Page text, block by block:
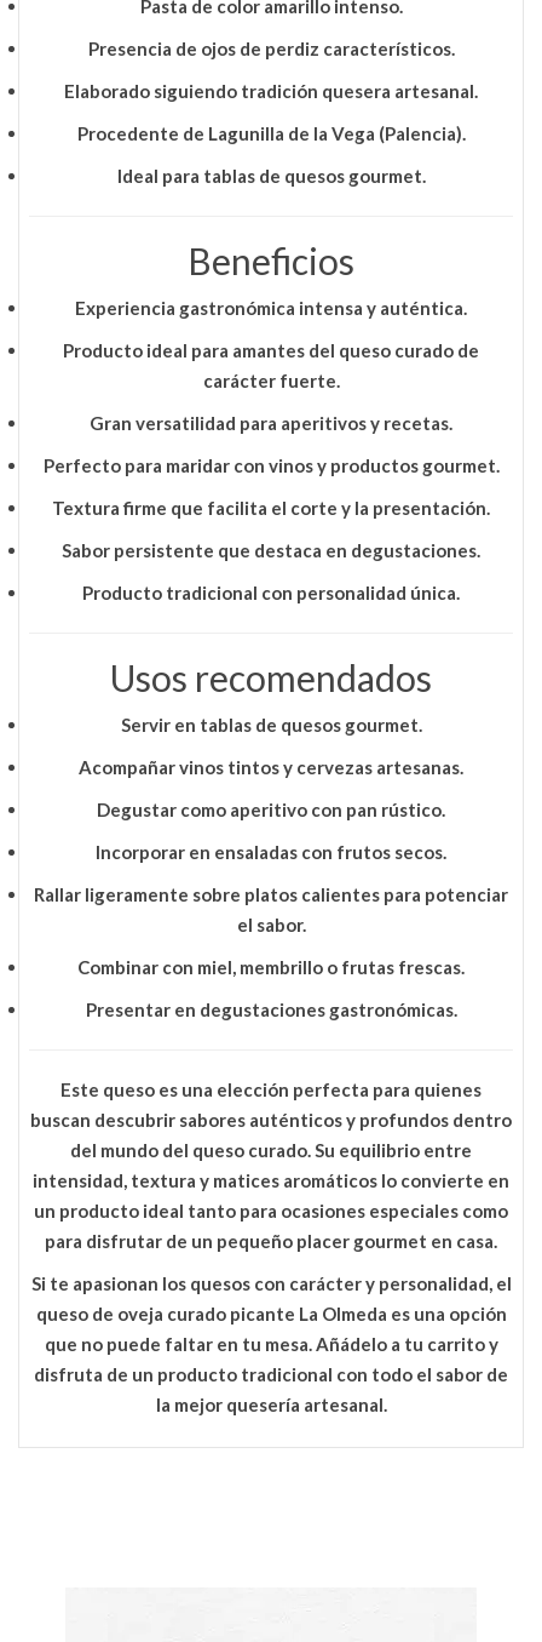
Pasta de color amarillo intenso.
Presencia de ojos de perdiz característicos.
Elaborado siguiendo tradición quesera artesanal.
Procedente de Lagunilla de la Vega (Palencia).
Ideal para tablas de quesos gourmet.
Beneficios
Experiencia gastronómica intensa y auténtica.
Producto ideal para amantes del queso curado de
carácter fuerte.
Gran versatilidad para aperitivos y recetas.
Perfecto para maridar con vinos y productos gourmet.
Textura firme que facilita el corte y la presentación.
Sabor persistente que destaca en degustaciones.
Producto tradicional con personalidad única.
Usos recomendados
Servir en tablas de quesos gourmet.
Acompañarvinos tintos y cervezas artesanas.
Degustar como aperitivo con pan rústico.
Incorporar en ensaladas con frutos secos.
Rallar ligeramente sobre platos calientes para potenciar
el sabor.
Combinar con miel, membrillo o frutas frescas.
Presentar en degustaciones gastronómicas.
Este queso es una elección perfecta para quienes
buscan descubrir sabores auténticos y profundos dentro
del mundo del queso curado. Su equilibrio entre
intensidad, textura y matices aromáticos lo convierte en
un producto ideal tanto para ocasiones especiales como
para disfrutar de un pequeño placer gourmet en casa.
Si te apasionan los quesos con carácter y personalidad, el
queso de oveja curado picante La Olmeda es una opción
que no puede faltar en tu mesa. Añádelo a tu carrito y
disfruta de un producto tradicional con todo el sabor de
la mejor quesería artesanal.